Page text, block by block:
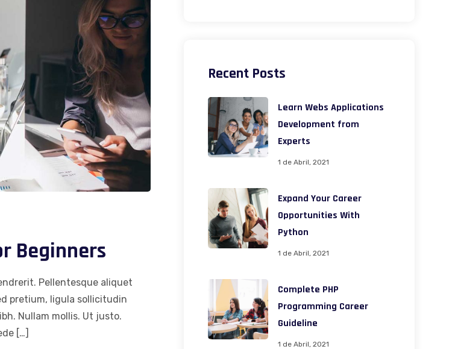
Beginners
Pellentesque aliquet
pretium, ligula sollicitudin
Nullam mollis. Ut justo.
[…]
Recent Posts
Learn Webs Applications
Development from
Experts
1 de Abril, 2021
Expand Your Career
Opportunities With
Python
1 de Abril, 2021
Complete PHP
Programming Career
Guideline
1 de Abril, 2021